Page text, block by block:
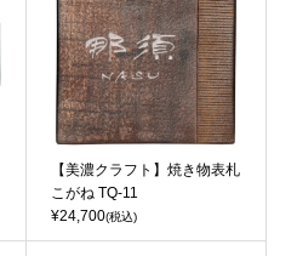
【美濃クラフト】焼き物表札
こがね TQ-11
¥24,700(税込)